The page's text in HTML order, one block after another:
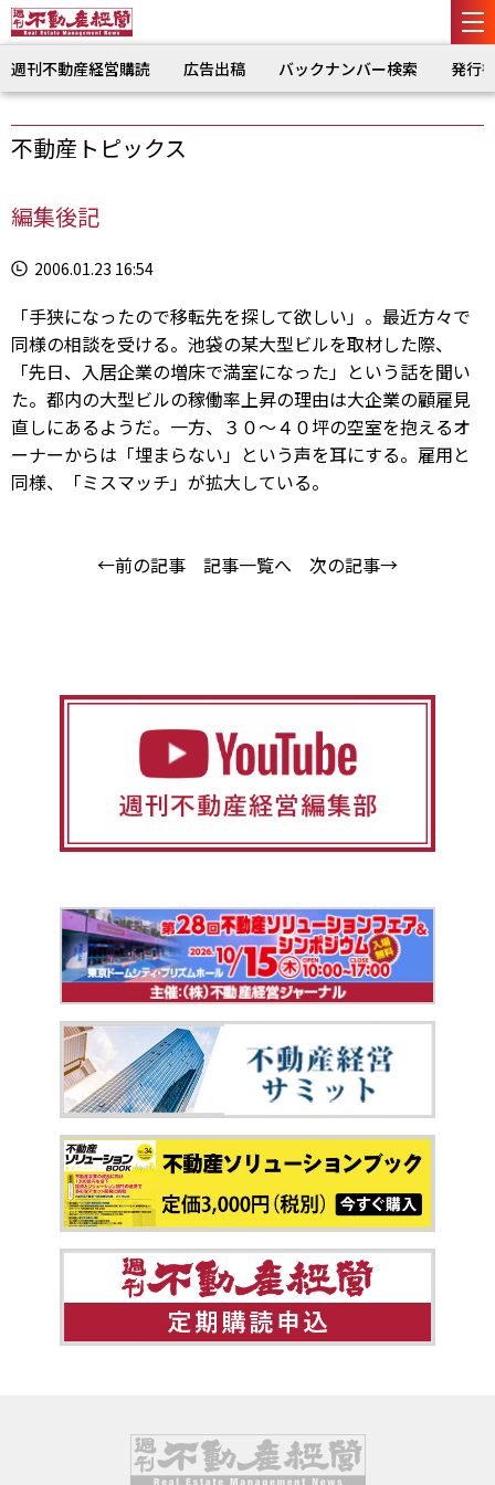
週刊不動産経営購読 広告出稿 バックナンバー検索 発行
不動産トピックス
編集後記
2006.01.23 16:54
「手狭になったので移転先を探して欲しい」。最近方々で
同様の相談を受ける。池袋の某大型ビルを取材した際、
「先日、入居企業の増床で満室になった」という話を聞い
た。都内の大型ビルの稼働率上昇の理由は大企業の顧雇見
直しにあるようだ。一方、３０～４０坪の空室を抱えるオ
ーナーからは「埋まらない」という声を耳にする。雇用と
同様、「ミスマッチ」が拡大している。
←前の記事 記事一覧へ 次の記事→